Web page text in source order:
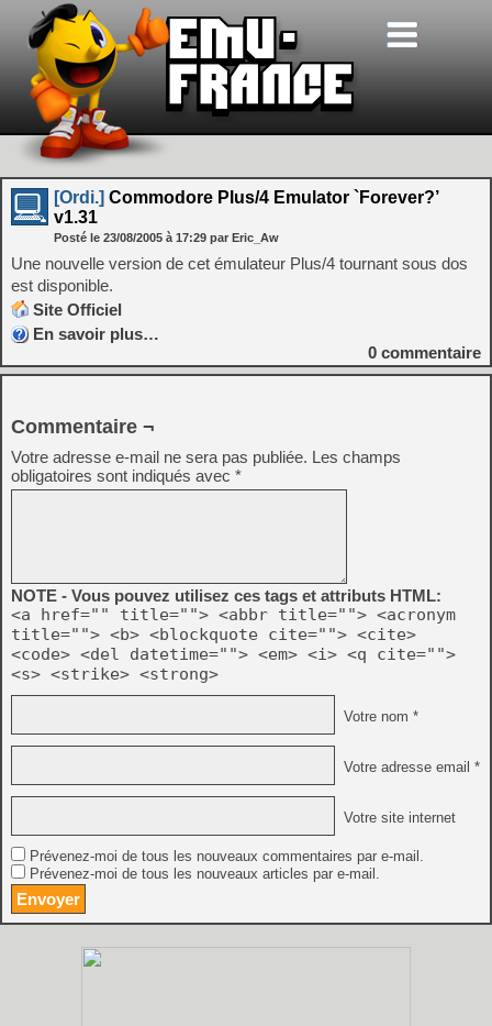
[Ordi.] Commodore Plus/4 Emulator `Forever?’
v1.31
Posté le 23/08/2005 à 17:29 par Eric_Aw
Une nouvelle version de cet émulateur Plus/4 tournant sous dos
est disponible.
Site Officiel
En savoir plus…
0 commentaire
Commentaire ¬
Votre adresse e-mail ne sera pas publiée. Les champs
obligatoires sont indiqués avec *
NOTE - Vous pouvez utilisez ces tags et attributs HTML:
<a href="" title=""> <abbr title=""> <acronym
title=""> <b> <blockquote cite=""> <cite>
<code> <del datetime=""> <em> <i> <q cite="">
<s> <strike> <strong>
Votre nom *
Votre adresse email *
Votre site internet
Prévenez-moi de tous les nouveaux commentaires par e-mail.
Prévenez-moi de tous les nouveaux articles par e-mail.